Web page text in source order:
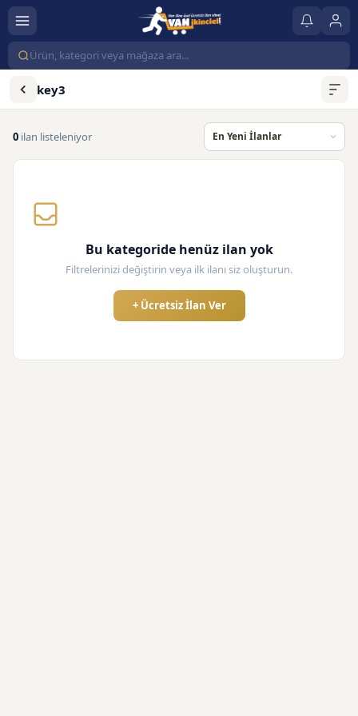
key3
0 ilan listeleniyor
Bu kategoride henüz ilan yok
Filtrelerinizi değiştirin veya ilk ilanı siz oluşturun.
+ Ücretsiz İlan Ver